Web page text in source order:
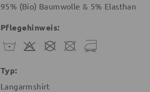
95% (Bio) Baumwolle & 5% Elasthan
Pflegehinweis:
Typ:
Langarmshirt